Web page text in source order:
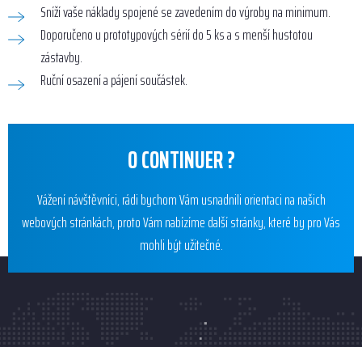
Sníží vaše náklady spojené se zavedením do výroby na minimum.
Doporučeno u prototypových sérií do 5 ks a s menší hustotou
zástavby.
Ruční osazení a pájení součástek.
O CONTINUER ?
Vážení návštěvníci, rádi bychom Vám usnadnili orientaci na našich
webových stránkách, proto Vám nabízíme další stránky, které by pro Vás
mohli být užitečné.